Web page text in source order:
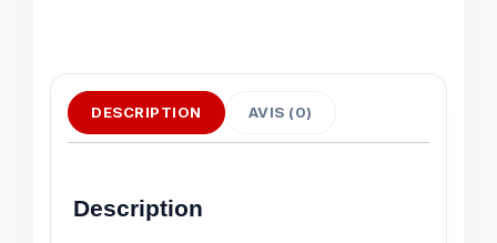
DESCRIPTION AVIS (0)
Description